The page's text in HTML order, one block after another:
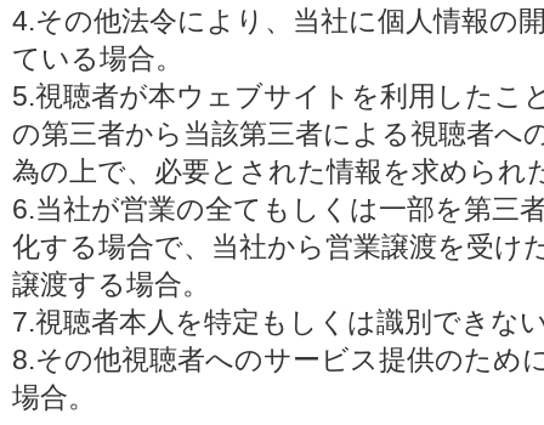
4.その他法令により、当社に個人情報の
ている場合。
5.視聴者が本ウェブサイトを利用したこ
の第三者から当該第三者による視聴者へ
為の上で、必要とされた情報を求められ
6.当社が営業の全てもしくは一部を第三
化する場合で、当社から営業譲渡を受け
譲渡する場合。
7.視聴者本人を特定もしくは識別できな
8.その他視聴者へのサービス提供のため
場合。